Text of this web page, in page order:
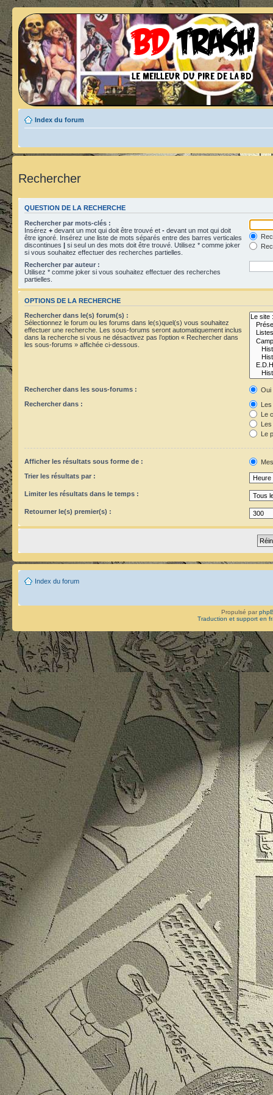
Index du forum
Rechercher
QUESTION DE LA RECHERCHE
Rechercher par mots-clés :
Insérez + devant un mot qui doit être trouvé et - devant un mot qui doit
être ignoré. Insérez une liste de mots séparés entre des barres verticales
discontinues | si seul un des mots doit être trouvé. Utilisez * comme joker
si vous souhaitez effectuer des recherches partielles.
Rechercher par auteur :
Utilisez * comme joker si vous souhaitez effectuer des recherches
partielles.
OPTIONS DE LA RECHERCHE
Rechercher dans le(s) forum(s) :
Sélectionnez le forum ou les forums dans le(s)quel(s) vous souhaitez
effectuer une recherche. Les sous-forums seront automatiquement inclus
dans la recherche si vous ne désactivez pas l’option « Rechercher dans
les sous-forums » affichée ci-dessous.
Rechercher dans les sous-forums :
Oui
Rechercher dans :
Le
Le
Afficher les résultats sous forme de :
Trier les résultats par :
Limiter les résultats dans le temps :
Retourner le(s) premier(s) :
Index du forum
Propulsé par
Traduction et support en